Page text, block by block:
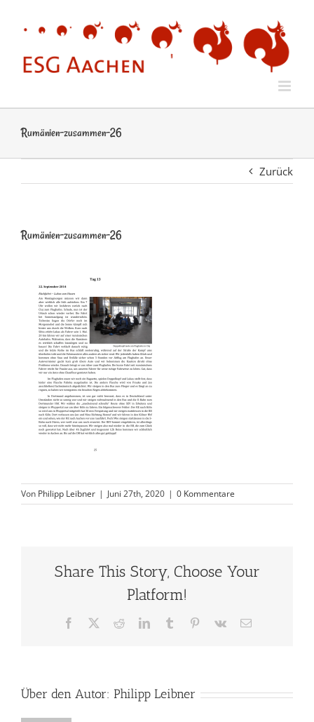
springen
Rumänien-zusammen-26
Zurück
Rumänien-zusammen-26
Von Philipp Leibner | Juni 27th, 2020 | 0 Kommentare
Share This Story, Choose Your
Platform!
Facebook RedditLinkedInTumblr Pinterest
Vk
E-
Über den Autor: Philipp Leibner